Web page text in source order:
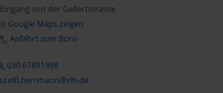
Eingang von der Gellertstrasse
Google Maps zeigen
Anfahrt zum Büro
030 67891998
elfi.herrmann@vlh.de